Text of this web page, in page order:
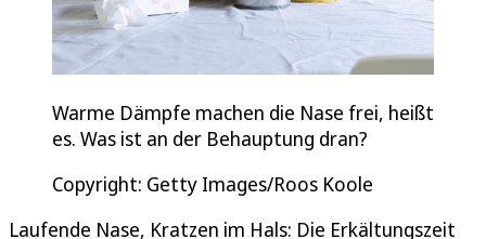
Warme Dämpfe machen die Nase frei, heißt
es. Was ist an der Behauptung dran?
Copyright: Getty Images/Roos Koole
Laufende Nase, Kratzen im Hals: Die Erkältungszeit